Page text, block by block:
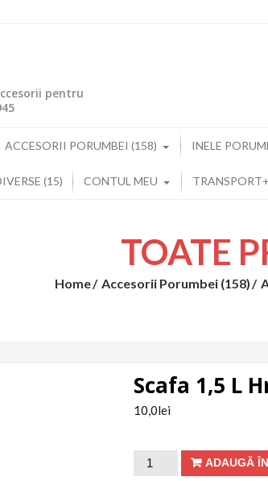
pentru
ACCESORII PORUMBEI (158) INELE
(15) CONTUL MEU
TOATE
Home Accesorii Porumbei (158)
Scafa 1,5 L
10,0lei
Cantitate
ADAUGĂ